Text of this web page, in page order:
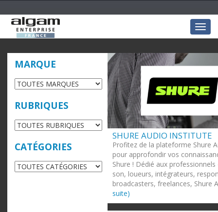
MARQUE
RUBRIQUES
CATÉGORIES
SHURE AUDIO INSTITUTE
Profitez de la plateforme Shure
pour approfondir vos
Shure ! Dédié aux
son, loueurs, intégrateurs,
broadcasters, freelances, Shure
suite)